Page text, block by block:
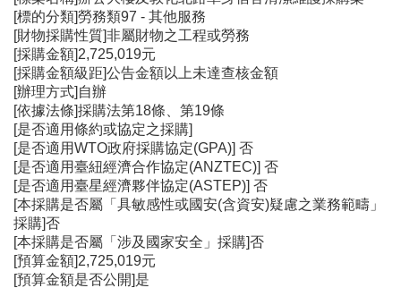
[標的分類]勞務類97 - 其他服務
[財物採購性質]非屬財物之工程或勞務
[採購金額]2,725,019元
[採購金額級距]公告金額以上未達查核金額
[辦理方式]自辦
[依據法條]採購法第18條、第19條
[是否適用條約或協定之採購]
[是否適用WTO政府採購協定(GPA)] 否
[是否適用臺紐經濟合作協定(ANZTEC)] 否
[是否適用臺星經濟夥伴協定(ASTEP)] 否
[本採購是否屬「具敏感性或國安(含資安)疑慮之業務範疇」
採購]否
[本採購是否屬「涉及國家安全」採購]否
[預算金額]2,725,019元
[預算金額是否公開]是